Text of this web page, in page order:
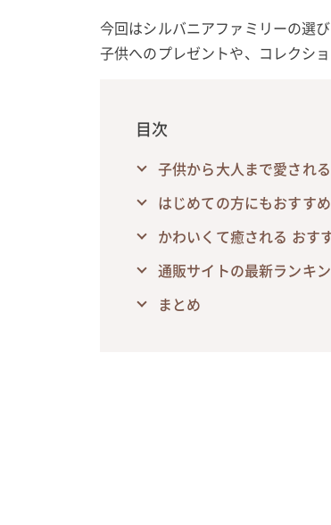
今回はシルバニアファミリーの選
子供へのプレゼントや、コレクシ
目次
子供から大人まで愛され
はじめての方にもおすす
かわいくて癒される おす
通販サイトの最新ランキ
まとめ